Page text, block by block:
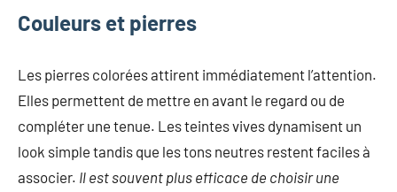
Couleurs et pierres
Les pierres colorées attirent immédiatement l’attention.
Elles permettent de mettre en avant le regard ou de
compléter une tenue. Les teintes vives dynamisent un
look simple tandis que les tons neutres restent faciles à
associer. Il est souvent plus efficace de choisir une